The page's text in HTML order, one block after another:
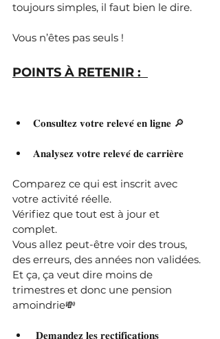
toujours simples, il faut bien le dire.
Vous n’êtes pas seuls !
POINTS À RETENIR :
𝐂𝐨𝐧𝐬𝐮𝐥𝐭𝐞𝐳 𝐯𝐨𝐭𝐫𝐞 𝐫𝐞𝐥𝐞𝐯𝐞́ 𝐞𝐧 𝐥𝐢𝐠𝐧𝐞 🔎
𝐀𝐧𝐚𝐥𝐲𝐬𝐞𝐳 𝐯𝐨𝐭𝐫𝐞 𝐫𝐞𝐥𝐞𝐯𝐞́ 𝐝𝐞 𝐜𝐚𝐫𝐫𝐢𝐞̀𝐫𝐞
Comparez ce qui est inscrit avec
votre activité réelle.
Vérifiez que tout est à jour et
complet.
Vous allez peut-être voir des trous,
des erreurs, des années non validées.
Et ça, ça veut dire moins de
trimestres et donc une pension
amoindrie💸
𝐃𝐞𝐦𝐚𝐧𝐝𝐞𝐳 𝐥𝐞𝐬 𝐫𝐞𝐜𝐭𝐢𝐟𝐢𝐜𝐚𝐭𝐢𝐨𝐧𝐬